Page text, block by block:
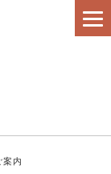
案内